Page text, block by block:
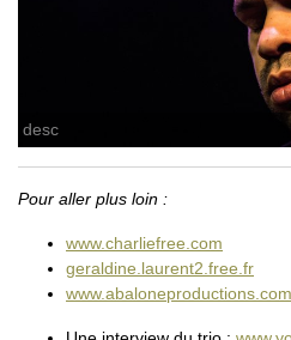
desc
Pour aller plus loin :
www.charliefree.com
geraldine.laurent2.free.fr